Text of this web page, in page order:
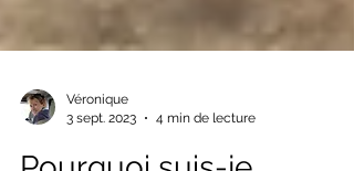
3 sept. 2023
4 min de lecture